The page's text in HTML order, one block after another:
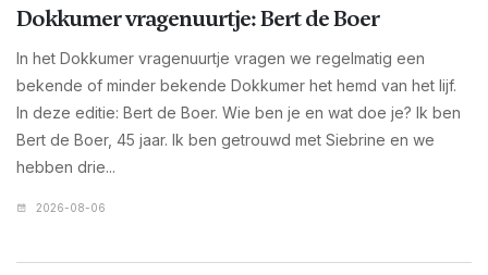
Dokkumer vragenuurtje: Bert de Boer
In het Dokkumer vragenuurtje vragen we regelmatig een
bekende of minder bekende Dokkumer het hemd van het lijf.
In deze editie: Bert de Boer. Wie ben je en wat doe je? Ik ben
Bert de Boer, 45 jaar. Ik ben getrouwd met Siebrine en we
hebben drie...
2026-08-06